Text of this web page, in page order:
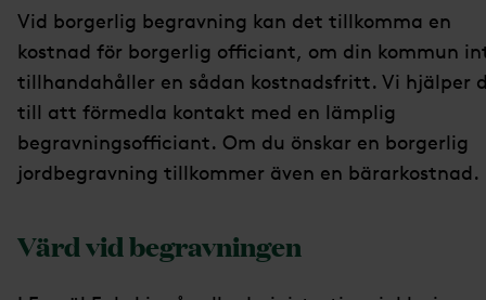
Vid borgerlig begravning kan det tillkomma en
kostnad för borgerlig officiant, om din kommun
tillhandahåller en sådan kostnadsfritt. Vi hjälper
till att förmedla kontakt med en lämplig
begravningsofficiant. Om du önskar en borgerlig
jordbegravning tillkommer även en bärarkostnad.
Värd vid begravningen